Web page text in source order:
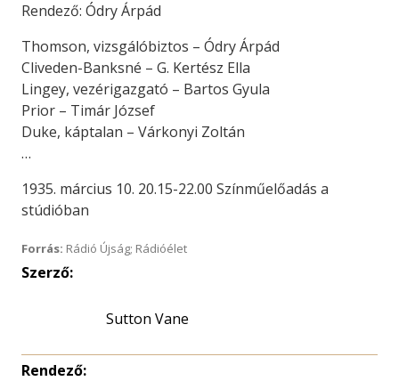
Rendező: Ódry Árpád
Thomson, vizsgálóbiztos – Ódry Árpád
Cliveden-Banksné – G. Kertész Ella
Lingey, vezérigazgató – Bartos Gyula
Prior – Timár József
Duke, káptalan – Várkonyi Zoltán
…
1935. március 10. 20.15-22.00 Színműelőadás a
stúdióban
Forrás: Rádió Újság; Rádióélet
Szerző:
Sutton Vane
Rendező: